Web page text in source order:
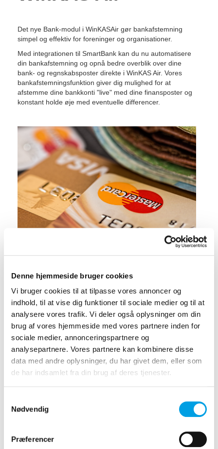
Denne hjemmeside bruger cookies
Vi bruger cookies til at tilpasse vores annoncer og
indhold, til at vise dig funktioner til sociale medier og til at
analysere vores trafik. Vi deler også oplysninger om din
brug af vores hjemmeside med vores partnere inden for
sociale medier, annonceringspartnere og
analysepartnere. Vores partnere kan kombinere disse
data med andre oplysninger, du har givet dem, eller som
de har indsamlet fra din brug af deres tjenester.
Nødvendig
Præferencer
Det nye Bank-modul i WinKASAir gør bankafstemning
simpel og effektiv for foreninger og organisationer.
Med integrationen til SmartBank kan du nu automatisere
din bankafstemning og opnå bedre overblik over dine
bank- og regnskabsposter direkte i WinKAS Air. Vores
bankafstemningsfunktion giver dig mulighed for at
afstemme dine bankkonti "live" med dine finansposter og
konstant holde øje med eventuelle differencer.
Hurtig integration, øget
effektivitet
Forbind din bank og dit regnskab direkte i WinKAS Air, og
oplev, hvor let det bliver at håndtere dine transaktioner.
Når bankposterne er tilgængelige i WinKAS Air, kan du
med blot et enkelt klik automatisk få dem afstemt med
dine regnskabsposter. Det er en intuitiv løsning, der også
giver dig automatiske forslag til, hvordan bankposterne
skal bogføres. På den måde sparer Bank Modulet dig for
manuelt tastearbejde og besværet med at printe